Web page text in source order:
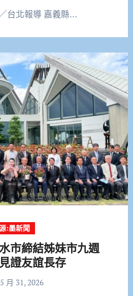
／台北報導 嘉義縣…
:墨新聞
市締結姊妹市九週
證友誼長存
5 月 31, 2026